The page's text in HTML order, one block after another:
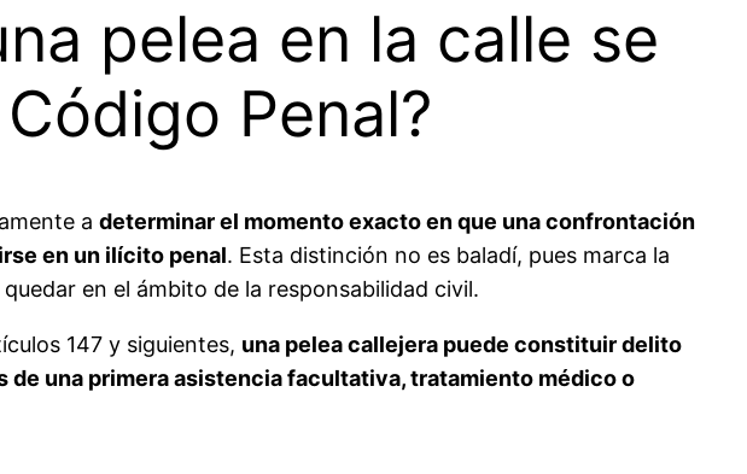
pelea en la calle se
Penal?
a determinar el momento exacto en que una confrontación
en un ilícito penal. Esta distinción no es baladí, pues marca la
en el ámbito de la responsabilidad civil.
147 y siguientes, una pelea callejera puede constituir delito
una primera asistencia facultativa, tratamiento médico o